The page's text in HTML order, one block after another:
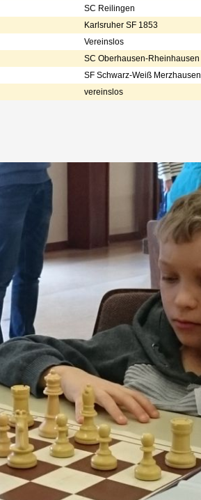
SC Reilingen
Karlsruher SF 1853
Vereinslos
SC Oberhausen-Rheinhausen
SF Schwarz-Weiß Merzhausen
vereinslos